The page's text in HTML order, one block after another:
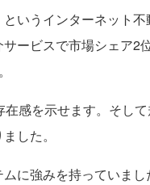
いうインターネット
ービスで市場シェア2
感を示せます。そし
した。
に強みを持っていま